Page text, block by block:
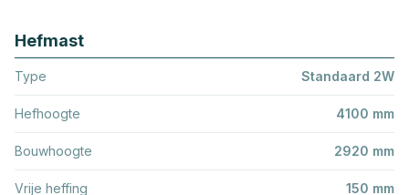
Hefmast
Type Standaard 2W
Hefhoogte 4100 mm
Bouwhoogte 2920 mm
Vrije heffing 150 mm